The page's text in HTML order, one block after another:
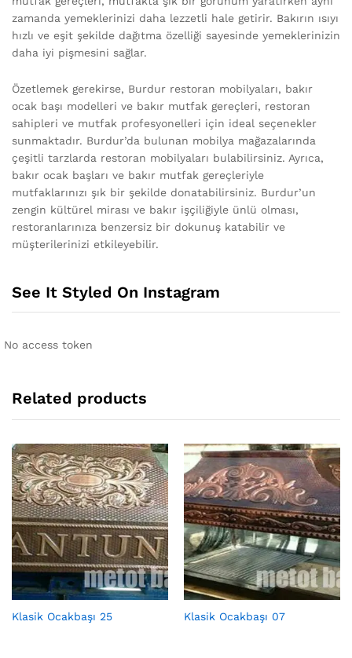
zamanda yemeklerinizi daha lezzetli hale getirir. Bakırın ısıyı
hızlı ve eşit şekilde dağıtma özelliği sayesinde yemeklerinizin
daha iyi pişmesini sağlar.
Özetlemek gerekirse, Burdur restoran mobilyaları, bakır
ocak başı modelleri ve bakır mutfak gereçleri, restoran
sahipleri ve mutfak profesyonelleri için ideal seçenekler
sunmaktadır. Burdur’da bulunan mobilya mağazalarında
çeşitli tarzlarda restoran mobilyaları bulabilirsiniz. Ayrıca,
bakır ocak başları ve bakır mutfak gereçleriyle
mutfaklarınızı şık bir şekilde donatabilirsiniz. Burdur’un
zengin kültürel mirası ve bakır işçiliğiyle ünlü olması,
restoranlarınıza benzersiz bir dokunuş katabilir ve
müşterilerinizi etkileyebilir.
See It Styled On Instagram
No access token
Related products
Klasik Ocakbaşı 25 Klasik Ocakbaşı 07